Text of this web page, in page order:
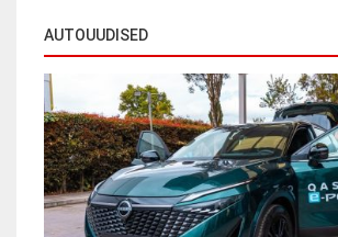
AUTOUUDISED